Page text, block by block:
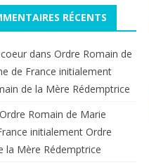
RÉCENTS
dans Ordre Romain de
de France initialement
de la Mère Rédemptrice
Ordre Romain de Marie
initialement Ordre
la Mère Rédemptrice